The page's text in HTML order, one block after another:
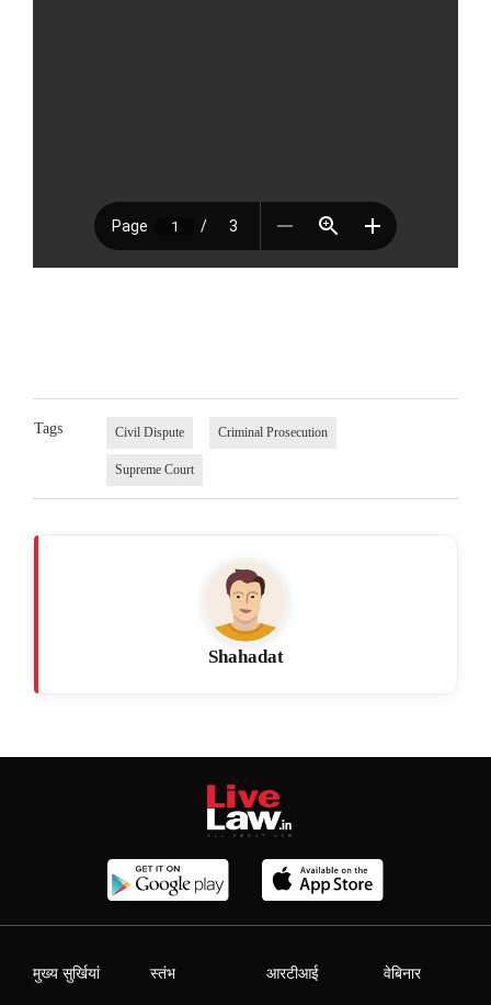
Tags Civil Dispute Criminal Prosecution
Supreme Court
Shahadat
मुख्य सुर्खियां स्तंभ आरटीआई वेबिनार